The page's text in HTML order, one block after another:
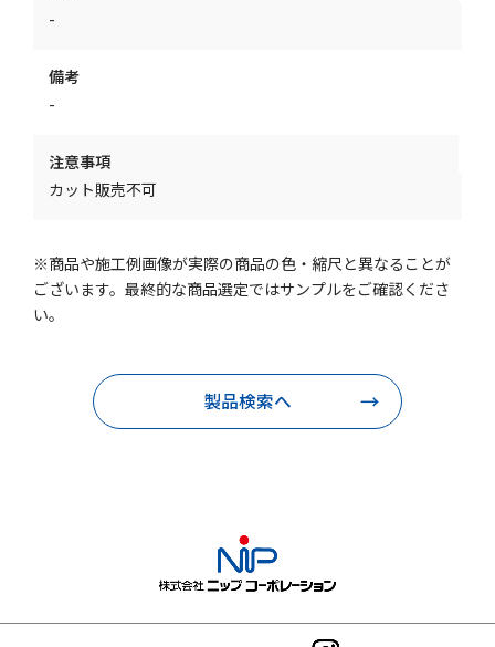
-
備考
-
注意事項
カット販売不可
※商品や施工例画像が実際の商品の色・縮尺と異なることが
ございます。最終的な商品選定ではサンプルをご確認くださ
い。
製品検索へ